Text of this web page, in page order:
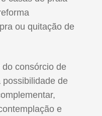
ou quitação de
consórcio de
possibilidade de
e